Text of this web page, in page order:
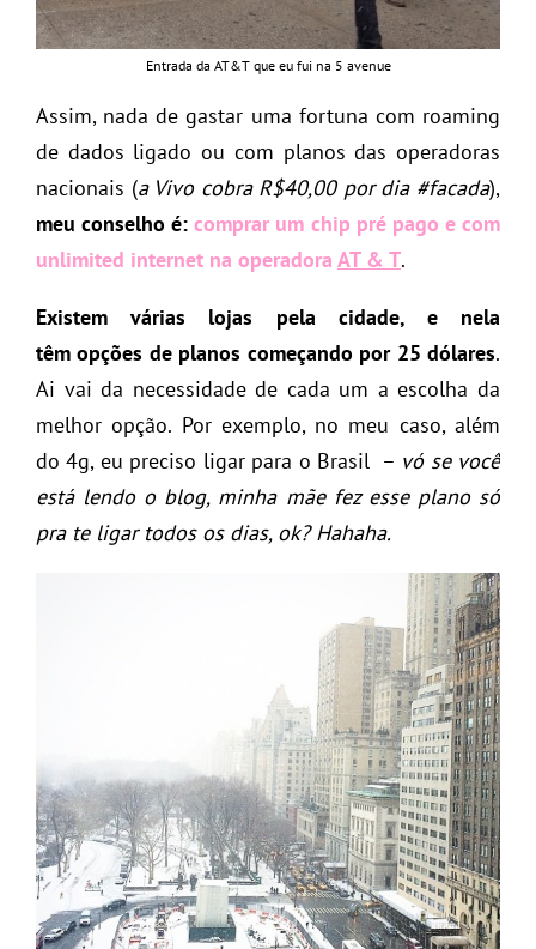
Entrada da AT&T que eu fui na 5 avenue
Assim, nada de gastar uma fortuna com roaming
de dados ligado ou com planos das operadoras
nacionais (a Vivo cobra R$40,00 por dia #facada),
meu conselho é: comprar um chip pré pago e com
unlimited internet na operadora AT & T.
Existem várias lojas pela cidade, e nela
têm opções de planos começando por 25 dólares.
Ai vai da necessidade de cada um a escolha da
melhor opção. Por exemplo, no meu caso, além
do 4g, eu preciso ligar para o Brasil – vó se você
está lendo o blog, minha mãe fez esse plano só
pra te ligar todos os dias, ok? Hahaha.